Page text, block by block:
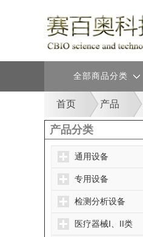
全部商品分类
首页 产品
产品分类
通用设备
专用设备
检测分析设备
医疗器械Ⅰ、II类